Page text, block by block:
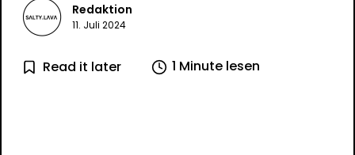
Redaktion
11. Juli 2024
Read it later 1 Minute lesen